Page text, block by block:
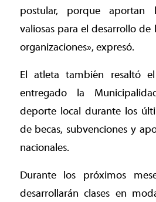
postular, porque aportan
valiosas para el desarrollo de
organizaciones», expresó.
El atleta también resaltó
entregado la
deporte local durante los
de becas, subvenciones y
nacionales.
Durante los próximos
desarrollarán clases en